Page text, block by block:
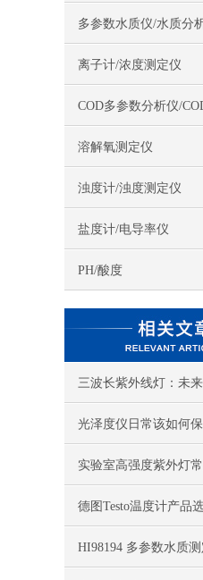
多参数水质仪/水质分
离子计/浓度测定仪
COD多参数分析仪/
溶解氧测定仪
浊度计/浊度测定仪
盐度计/电导率仪
PH/酸度
三波长紫外线灯：未
光泽度仪日常该如何
实验室高强度紫外灯
德图Testo温度计产品
HI98194 多参数水质